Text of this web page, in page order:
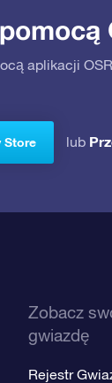
aplikacji
Store lub
Zobacz
gwiazdę
Rejestr